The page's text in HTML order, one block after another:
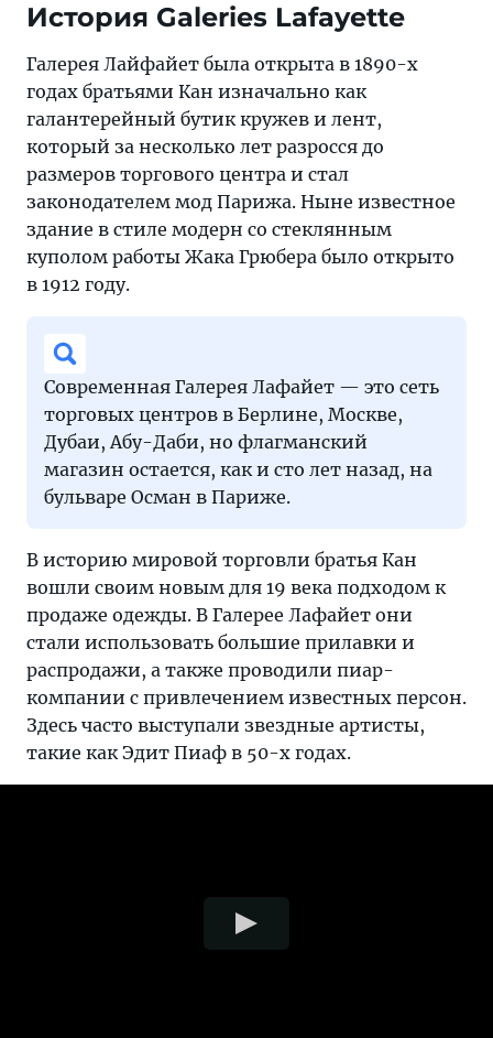
История Galeries Lafayette
Галерея Лайфайет была открыта в 1890-х
годах братьями Кан изначально как
галантерейный бутик кружев и лент,
который за несколько лет разросся до
размеров торгового центра и стал
законодателем мод Парижа. Ныне известное
здание в стиле модерн со стеклянным
куполом работы Жака Грюбера было открыто
в 1912 году.
Современная Галерея Лафайет — это сеть
торговых центров в Берлине, Москве,
Дубаи, Абу-Даби, но флагманский
магазин остается, как и сто лет назад, на
бульваре Осман в Париже.
В историю мировой торговли братья Кан
вошли своим новым для 19 века подходом к
продаже одежды. В Галерее Лафайет они
стали использовать большие прилавки и
распродажи, а также проводили пиар-
компании с привлечением известных персон.
Здесь часто выступали звездные артисты,
такие как Эдит Пиаф в 50-х годах.